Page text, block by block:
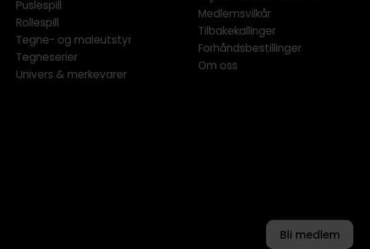
Puslespill
Rollespill
Tegne- og maleutstyr
Tegneserier
Univers & merkevarer
Medlemsvilkår
Tilbakekallinger
Forhåndsbestillinger
Om oss
Bli medlem